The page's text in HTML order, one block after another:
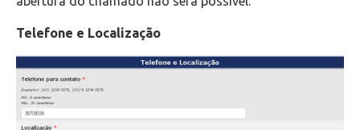
Telefone e Localização